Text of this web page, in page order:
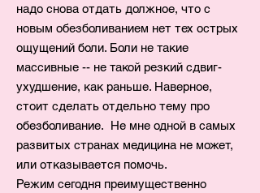
надо снова отдать должное, что с
новым обезболиванием нет тех острых
ощущений боли. Боли не такие
массивные -- не такой резкий сдвиг-
ухудшение, как раньше. Наверное,
стоит сделать отдельно тему про
обезболивание. Не мне одной в самых
развитых странах медицина не может,
или отказывается помочь.
Режим сегодня преимущественно